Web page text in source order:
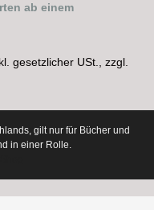
ab einem
gesetzlicher USt., zzgl.
gilt nur für Bücher und
in einer Rolle.